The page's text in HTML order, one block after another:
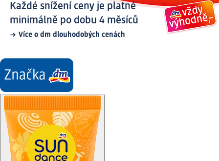
Každé snížení ceny je platné
minimálně po dobu 4 měsíců
Více o dm dlouhodobých cenách